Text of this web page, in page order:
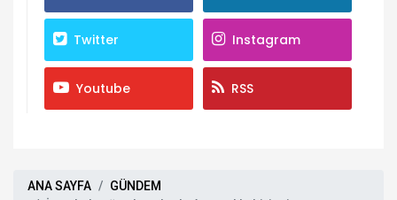
Twitter Instagram
Youtube RSS
ANA SAYFA
GÜNDEM